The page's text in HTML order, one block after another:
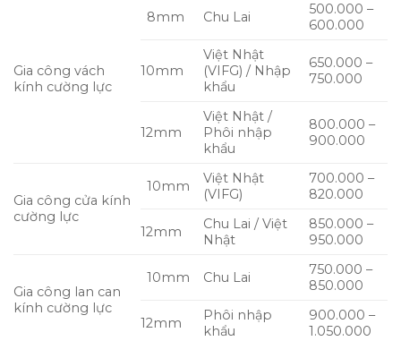
Gia công vách
kính cường lực
8mm Chu Lai
500.000 –
600.000
10mm
Việt Nhật
(VIFG) / Nhập
khẩu
650.000 –
750.000
12mm
Việt Nhật /
Phôi nhập
khẩu
800.000 –
900.000
Gia công cửa kính
cường lực
10mm
Việt Nhật
(VIFG)
700.000 –
820.000
12mm
Chu Lai / Việt
Nhật
850.000 –
950.000
Gia công lan can
kính cường lực
10mm Chu Lai
750.000 –
850.000
12mm
Phôi nhập
khẩu
900.000 –
1.050.000